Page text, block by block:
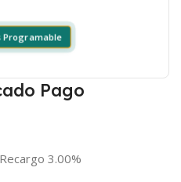
Programable
Pago
Recargo 3.00%